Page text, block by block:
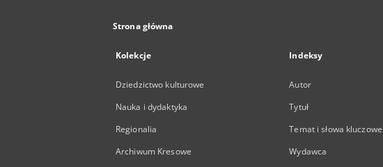
Strona główna
Kolekcje
Dziedzictwo kulturowe
Nauka i dydaktyka
Regionalia
Archiwum Kresowe
Indeksy
Autor
Tytuł
Temat i słowa kluczowe
Wydawca